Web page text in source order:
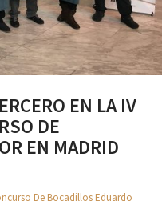
EN LA IV
DE
EN MADRID
De BocadillosEduardo